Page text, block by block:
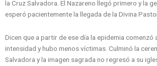
la Cruz Salvadora. El Nazareno llegó primero y la
esperó pacientemente la llegada de la Divina
Dicen que a partir de ese día la epidemia comenzó
intensidad y hubo menos víctimas. Culminó la
Salvadora y la imagen sagrada no regresó a su